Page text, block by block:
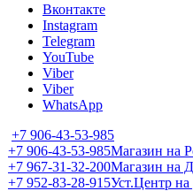
Вконтакте
Instagram
Telegram
YouTube
Viber
Viber
WhatsApp
+7 906-43-53-985
+7 906-43-53-985Магазин на
+7 967-31-32-200Магазин на
+7 952-83-28-915Уст.Центр на